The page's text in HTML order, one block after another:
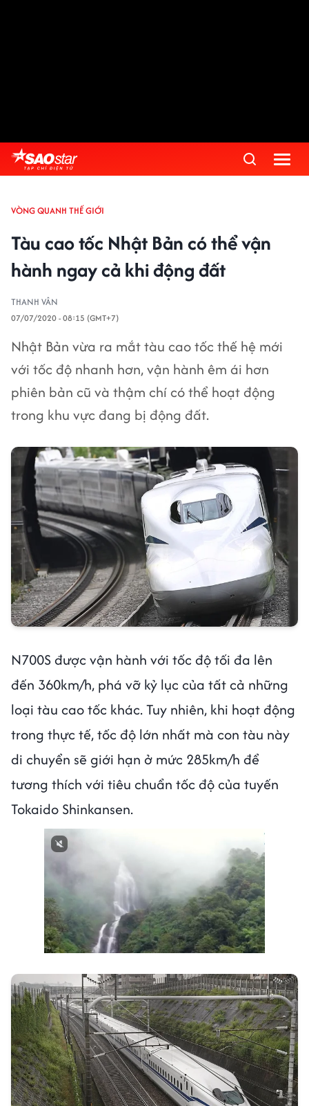
VÒNG QUANH THẾ GIỚI
Tàu cao tốc Nhật Bản có thể vận
hành ngay cả khi động đất
THANH VÂN
07/07/2020 - 08:15 (GMT+7)
Nhật Bản vừa ra mắt tàu cao tốc thế hệ mới
với tốc độ nhanh hơn, vận hành êm ái hơn
phiên bản cũ và thậm chí có thể hoạt động
trong khu vực đang bị động đất.
N700S được vận hành với tốc độ tối đa lên
đến 360km/h, phá vỡ kỷ lục của tất cả những
loại tàu cao tốc khác. Tuy nhiên, khi hoạt động
trong thực tế, tốc độ lớn nhất mà con tàu này
di chuyển sẽ giới hạn ở mức 285km/h để
tương thích với tiêu chuẩn tốc độ của tuyến
Tokaido Shinkansen.